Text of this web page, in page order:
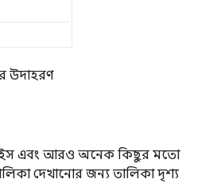
উদাহরণ
এবং আরও অনেক কিছুর মতো
দেখানোর জন্য তালিকা দৃশ্য